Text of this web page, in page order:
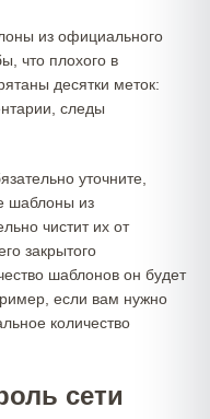
из официального
что плохого в
десятки меток:
следы
уточните,
шаблоны из
чистит их от
закрытого
шаблонов он будет
если вам нужно
количество
сети